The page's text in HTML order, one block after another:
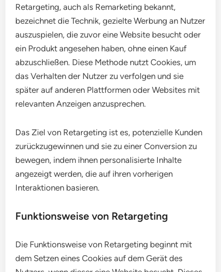
Retargeting, auch als Remarketing bekannt,
bezeichnet die Technik, gezielte Werbung an Nutzer
auszuspielen, die zuvor eine Website besucht oder
ein Produkt angesehen haben, ohne einen Kauf
abzuschließen. Diese Methode nutzt Cookies, um
das Verhalten der Nutzer zu verfolgen und sie
später auf anderen Plattformen oder Websites mit
relevanten Anzeigen anzusprechen.
Das Ziel von Retargeting ist es, potenzielle Kunden
zurückzugewinnen und sie zu einer Conversion zu
bewegen, indem ihnen personalisierte Inhalte
angezeigt werden, die auf ihren vorherigen
Interaktionen basieren.
Funktionsweise von Retargeting
Die Funktionsweise von Retargeting beginnt mit
dem Setzen eines Cookies auf dem Gerät des